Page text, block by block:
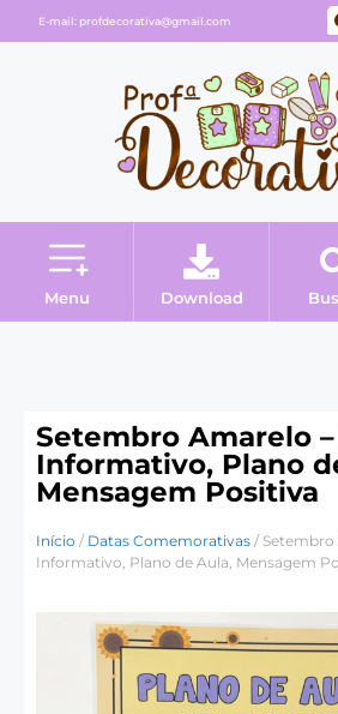
E-mail: profdecorativa@gmail.com
Menu Download
Setembro Amarelo
Informativo, Plano
Mensagem Positiva
Início / Datas Comemorativas / Setembro
Informativo, Plano de Aula, Mensagem